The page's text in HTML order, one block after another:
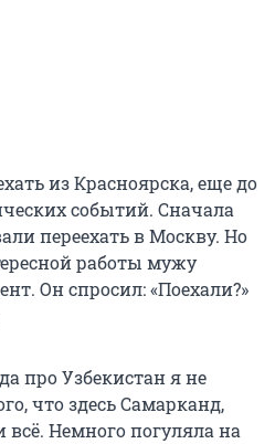
из Красноярска, еще до
событий. Сначала
переехать в Москву. Но
работы мужу
Он спросил: «Поехали?»
про Узбекистан я не
что здесь Самарканд,
Немного погуляла на